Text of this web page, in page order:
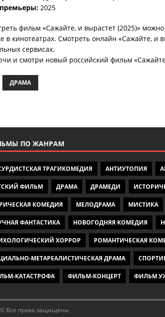
2025
фильм «Сажайте, и вырастет (2025)»
в кинотеатрах. Смотреть онлайн «Сажайте, и
сервисах.
и смотри новый российский фильм
ДРАМА
ПО ЖАНРАМ
ТРАГИКОМЕДИЯ АНТИУТОПИЯ
ФИЛЬМ ДРАМА ДРАМЕДИ
КОМЕДИЯ МЕЛОДРАМА МИСТИКА
ФАНТАСТИКА НОВОГОДНЯЯ КОМЕДИЯ
ХОРРОР РОМАНТИЧЕСКАЯ
МЕТАРЕАЛИСТИЧЕСКАЯ ДРАМА
КАТАСТРОФА ФИЛЬМ-КОНЦЕРТ ФИЛЬМ
Все права защищены